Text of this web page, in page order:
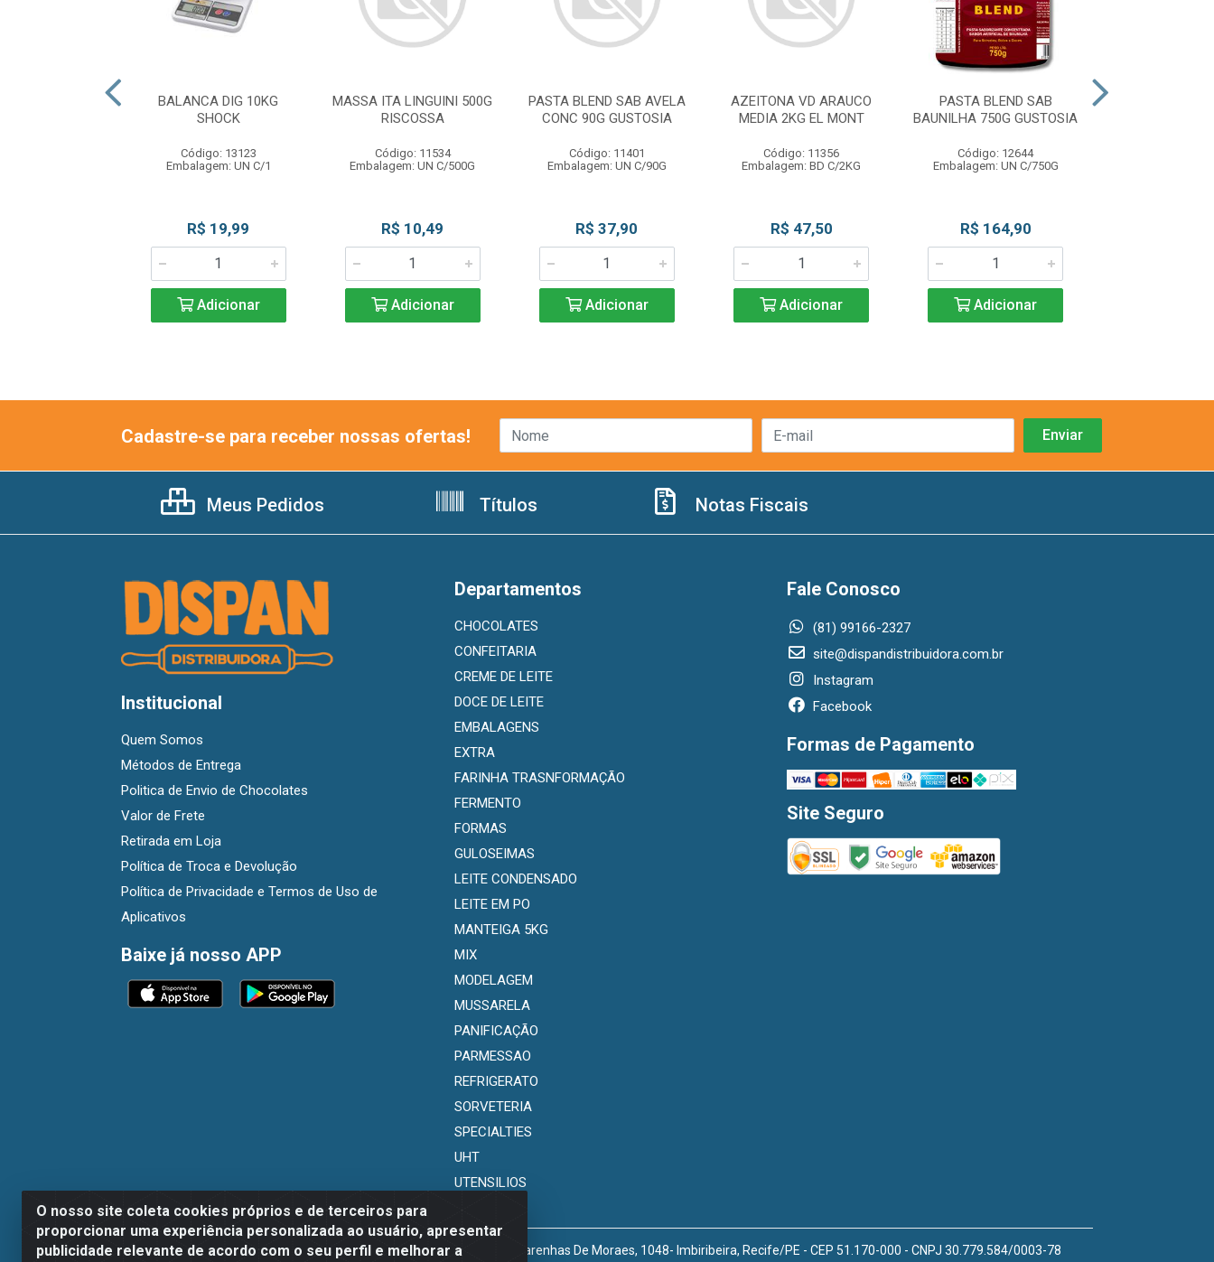
BALANCA DIG 10KG
SHOCK
Código: 13123
Embalagem: UN C/1
R$ 19,99
Adicionar
MASSA ITA LINGUINI 500G
RISCOSSA
Código: 11534
Embalagem: UN C/500G
R$ 10,49
Adicionar
PASTA BLEND SAB AVELA
CONC 90G GUSTOSIA
Código: 11401
Embalagem: UN C/90G
R$ 37,90
Adicionar
AZEITONA VD ARAUCO
MEDIA 2KG EL MONT
Código: 11356
Embalagem: BD C/2KG
R$ 47,50
Adicionar
PASTA BLEND SAB
BAUNILHA 750G GUSTOSIA
Código: 12644
Embalagem: UN C/750G
R$ 164,90
Adicionar
O nosso site coleta cookies próprios e de terceiros para
proporcionar uma experiência personalizada ao usuário, apresentar
publicidade relevante de acordo com o seu perfil e melhorar a
Cadastre-se para receber nossas ofertas!
Meus Pedidos Títulos Notas Fiscais
Institucional
Quem Somos
Métodos de Entrega
Politica de Envio de Chocolates
Valor de Frete
Retirada em Loja
Política de Troca e Devolução
Política de Privacidade e Termos de Uso de
Aplicativos
Baixe já nosso APP
Departamentos
CHOCOLATES
CONFEITARIA
CREME DE LEITE
DOCE DE LEITE
EMBALAGENS
EXTRA
FARINHA TRASNFORMAÇÃO
FERMENTO
FORMAS
GULOSEIMAS
LEITE CONDENSADO
LEITE EM PO
MANTEIGA 5KG
MIX
MODELAGEM
MUSSARELA
PANIFICAÇÃO
PARMESSAO
REFRIGERATO
SORVETERIA
SPECIALTIES
UHT
UTENSILIOS
Fale Conosco
(81) 99166-2327
site@dispandistribuidora.com.br
Instagram
Facebook
Formas de Pagamento
Site Seguro
Dispan Distribuidora de Alimentos LTDA - Avenida Marechal Mascarenhas De Moraes, 1048- Imbiribeira, Recife/PE - CEP 51.170-000 - CNPJ 30.779.584/0003-78